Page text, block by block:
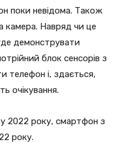
поки невідома. Також
камера. Навряд чи це
демонструвати
блок сенсорів з
телефон і, здається,
очікування.
2022 року, смартфон з
року.